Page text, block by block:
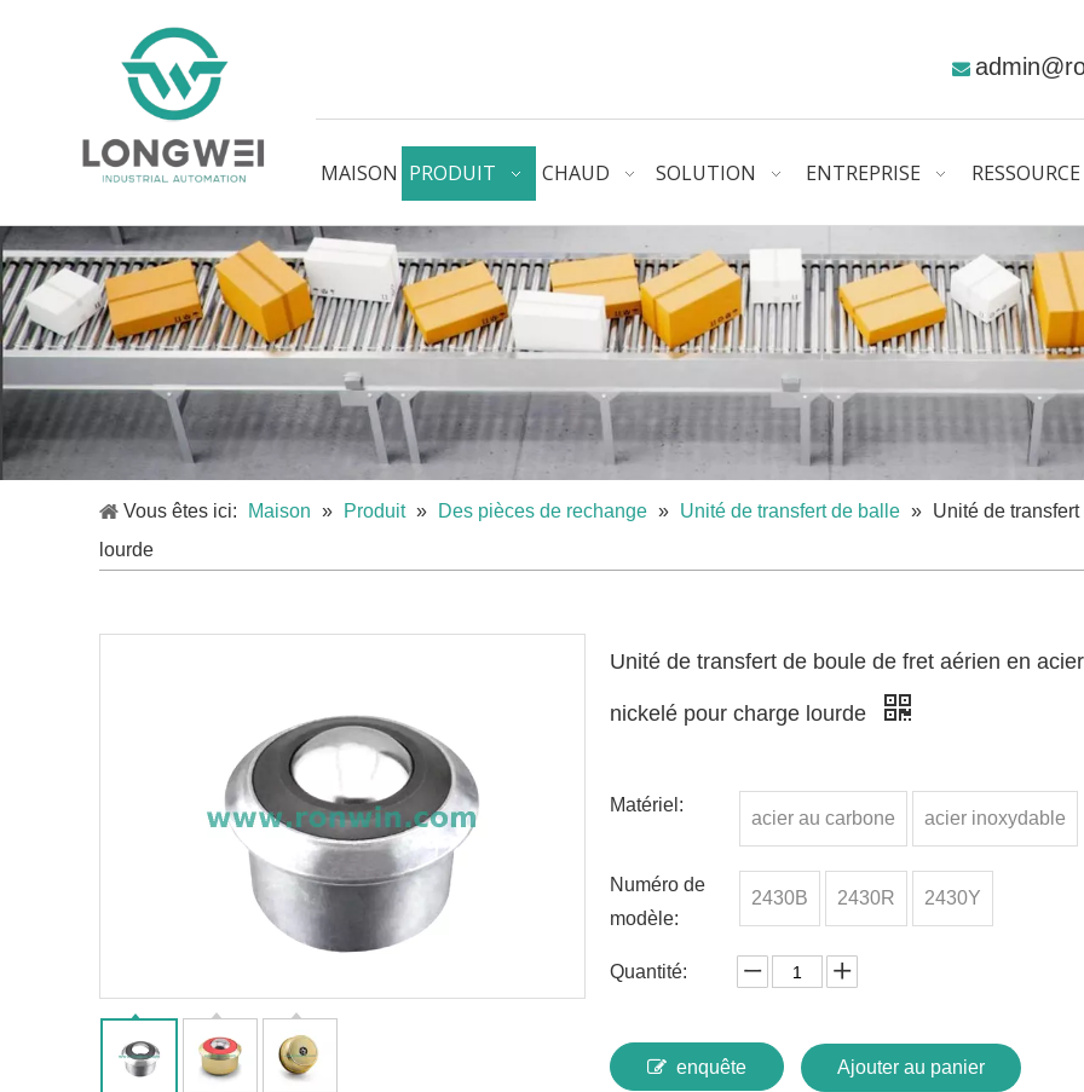

MAISON PRODUIT CHAUD SOLUTION ENTREPRISE RESSOURCE
Vous êtes ici: Maison » Produit » Des pièces de rechange » Unité de transfert de balle » Unité de
lourde
Unité de transfert de boule de fret aérien en acier
nickelé pour charge lourde
Matériel:
acier au carbone acier inoxydable
Numéro de
modèle:
2430B 2430R 2430Y
Quantité:
enquête Ajouter au panier